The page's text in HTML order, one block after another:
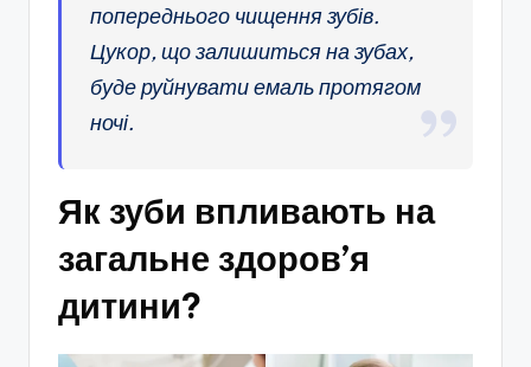
попереднього чищення зубів.
Цукор, що залишиться на зубах,
буде руйнувати емаль протягом
ночі.
Як зуби впливають на
загальне здоров’я
дитини?